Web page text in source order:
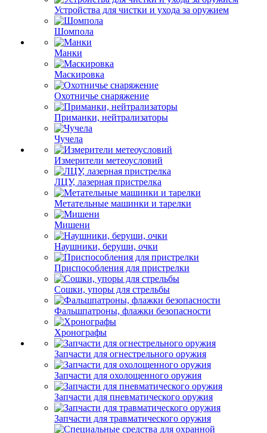
Устройства для чистки и ухода за оружием
Шомпола
Манки
Маскировка
Охотничье снаряжение
Приманки, нейтрализаторы
Чучела
Измерители метеоусловий
ЛЦУ, лазерная пристрелка
Метательные машинки и тарелки
Мишени
Наушники, беруши, очки
Приспособления для пристрелки
Сошки, упоры для стрельбы
Фальшпатроны, флажки безопасности
Хронографы
Запчасти для огнестрельного оружия
Запчасти для охолощенного оружия
Запчасти для пневматического оружия
Запчасти для травматического оружия